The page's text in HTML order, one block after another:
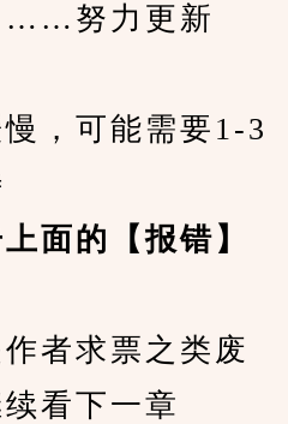
努力更新
，可能需要1-3
面的【报错】
者求票之类废
看下一章